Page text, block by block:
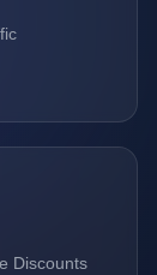
Discounts